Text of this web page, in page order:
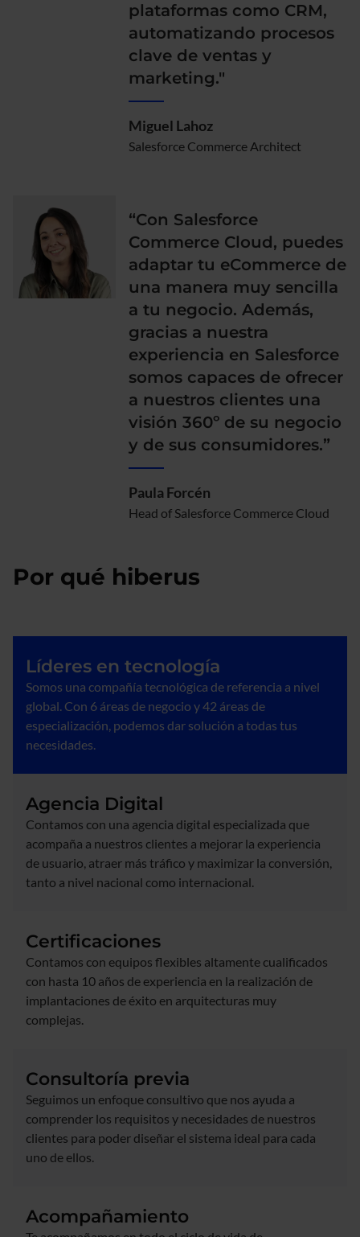
plataformas como CRM,
automatizando procesos
clave de ventas y
marketing."
Miguel Lahoz
Salesforce Commerce Architect
“Con Salesforce
Commerce Cloud, puedes
adaptar tu eCommerce de
una manera muy sencilla
a tu negocio. Además,
gracias a nuestra
experiencia en Salesforce
somos capaces de ofrecer
a nuestros clientes una
visión 360º de su negocio
y de sus consumidores.”
Paula Forcén
Head of Salesforce Commerce Cloud
Por qué hiberus
Líderes en tecnología
Somos una compañía tecnológica de referencia a nivel
global. Con 6 áreas de negocio y 42 áreas de
especialización, podemos dar solución a todas tus
necesidades.
Agencia Digital
Contamos con una agencia digital especializada que
acompaña a nuestros clientes a mejorar la experiencia
de usuario, atraer más tráfico y maximizar la conversión,
tanto a nivel nacional como internacional.
Certificaciones
Contamos con equipos flexibles altamente cualificados
con hasta 10 años de experiencia en la realización de
implantaciones de éxito en arquitecturas muy
complejas.
Consultoría previa
Seguimos un enfoque consultivo que nos ayuda a
comprender los requisitos y necesidades de nuestros
clientes para poder diseñar el sistema ideal para cada
uno de ellos.
Acompañamiento